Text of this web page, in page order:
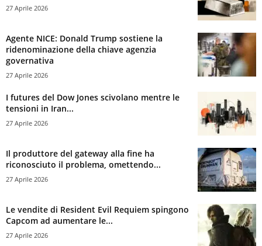
27 Aprile 2026
Agente NICE: Donald Trump sostiene la
ridenominazione della chiave agenzia
governativa
27 Aprile 2026
I futures del Dow Jones scivolano mentre le
tensioni in Iran...
27 Aprile 2026
Il produttore del gateway alla fine ha
riconosciuto il problema, omettendo...
27 Aprile 2026
Le vendite di Resident Evil Requiem spingono
Capcom ad aumentare le...
27 Aprile 2026